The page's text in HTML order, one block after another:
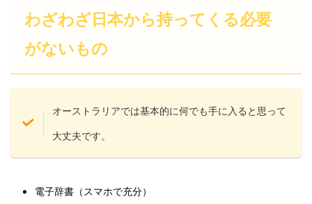
わざわざ日本から持ってくる必要
がないもの
オーストラリアでは基本的に何でも手に入ると思って
大丈夫です。
電子辞書（スマホで充分）